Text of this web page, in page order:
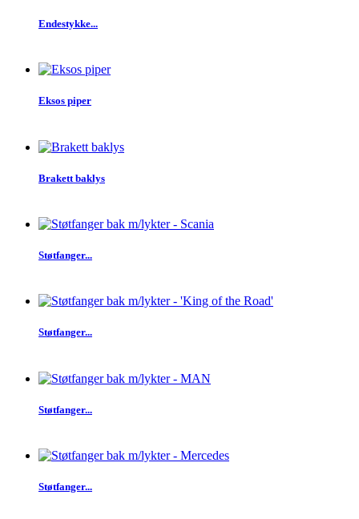
Endestykke...
Eksos piper
Brakett baklys
Støtfanger...
Støtfanger...
Støtfanger...
Støtfanger...